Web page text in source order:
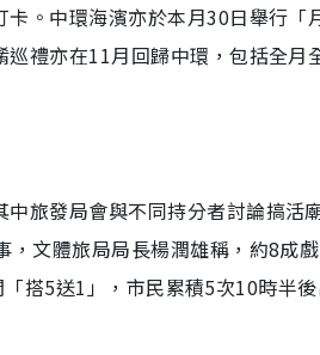
。中環海濱亦於本月30日舉行「
禮亦在11月回歸中環，包括全月
旅發局會與不同持分者討論搞活
，文體旅局局長楊潤雄稱，約8成戲
搭5送1」，市民累積5次10時半